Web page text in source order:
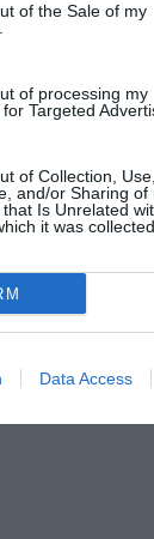
of the Sale of my
of processing my
Targeted
of Collection, Use,
and/or Sharing of
Is Unrelated
it was collected.
Data Access